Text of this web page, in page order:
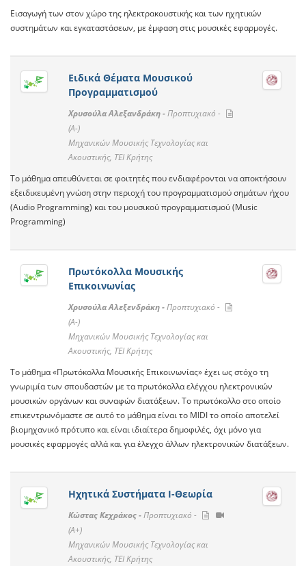
Εισαγωγή των στον χώρο της ηλεκτρακουστικής και των ηχητικών
συστημάτων και εγκαταστάσεων, με έμφαση στις μουσικές εφαρμογές.
Ειδικά Θέματα Μουσικού
Προγραμματισμού
Χρυσούλα Αλεξανδράκη -Προπτυχιακό -
(A-)
Μηχανικών Μουσικής Τεχνολογίας και
Ακουστικής, ΤΕΙ Κρήτης
Το μάθημα απευθύνεται σε φοιτητές που ενδιαφέρονται να αποκτήσουν
εξειδικευμένη γνώση στην περιοχή του προγραμματισμού σημάτων ήχου
(Audio Programming) και του μουσικού προγραμματισμού (Music
Programming)
Πρωτόκολλα Μουσικής
Επικοινωνίας
Χρυσούλα Αλεξενδράκη -Προπτυχιακό -
(A-)
Μηχανικών Μουσικής Τεχνολογίας και
Ακουστικής, ΤΕΙ Κρήτης
Το μάθημα «Πρωτόκολλα Μουσικής Επικοινωνίας» έχει ως στόχο τη
γνωριμία των σπουδαστών με τα πρωτόκολλα ελέγχου ηλεκτρονικών
μουσικών οργάνων και συναφών διατάξεων. Το πρωτόκολλο στο οποίο
επικεντρωνόμαστε σε αυτό το μάθημα είναι το MIDI το οποίο αποτελεί
βιομηχανικό πρότυπο και είναι ιδιαίτερα δημοφιλές, όχι μόνο για
μουσικές εφαρμογές αλλά και για έλεγχο άλλων ηλεκτρονικών διατάξεων.
Ηχητικά Συστήματα Ι-Θεωρία
Κώστας Κεχράκος -Προπτυχιακό -
(A+)
Μηχανικών Μουσικής Τεχνολογίας και
Ακουστικής, ΤΕΙ Κρήτης